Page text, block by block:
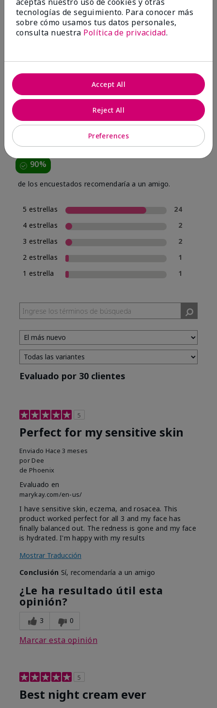
OPINIONES
4.6
30 Reseñas
Escribir Una Opinión
90%
de los encuestados recomendaría a un amigo.
5 estrellas
24
4 estrellas
2
3 estrellas
2
2 estrellas
1
1 estrella
1
Evaluado por 30 clientes
5
Perfect for my sensitive skin
Enviado Hace 3 meses
por Dee
de Phoenix
Evaluado en
marykay.com/en-us/
I have sensitive skin, eczema, and rosacea. This
product worked perfect for all 3 and my face has
finally balanced out. The redness is gone and my face
is hydrated. I'm happy with my results
Mostrar Traducción
Conclusión Sí, recomendaría a un amigo
¿Le ha resultado útil esta
opinión?
3 0
Marcar esta opinión
5
Best night cream ever
tecnologías de seguimiento. Para conocer más
sobre cómo usamos tus datos personales,
consulta nuestra Política de privacidad.
Preferences
Reject All
Accept All